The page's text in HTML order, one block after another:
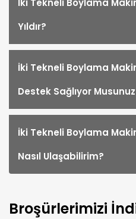
Broşürlerimizi
İki Tekneli Boylama
Yıldır?
İki Tekneli Boylama
Destek Sağlıyor
İki Tekneli Boylama
Nasıl Ulaşabilirim?